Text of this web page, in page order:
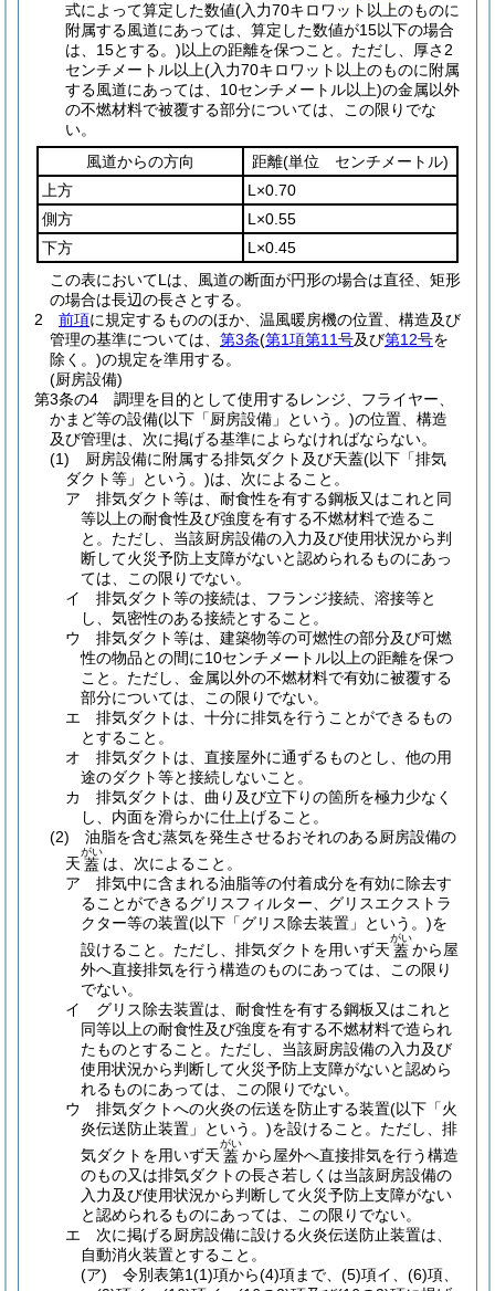
式によって算定した数値(入力70キロワット以上のものに
附属する風道にあっては、算定した数値が15以下の場合
は、15とする。)以上の距離を保つこと。 ただし、厚さ2
センチメートル以上(入力70キロワット以上のものに附属
する風道にあっては、10センチメートル以上)の金属以外
の不燃材料で被覆する部分については、この限りでな
い。
風道からの方向
距離(単位 センチメートル)
上方
L×0.70
側方
L×0.55
下方
L×0.45
この表においてLは、風道の断面が円形の場合は直径、矩形
の場合は長辺の長さとする。
2
前項に規定するもののほか、温風暖房機の位置、構造及び
管理の基準については、 第3条(第1項第11号及び第12号を
除く。)の規定を準用する。
(厨房設備)
第3条の4
調理を目的として使用するレンジ、フライヤー、
かまど等の設備(以下「厨房設備」という。)の位置、構造
及び管理は、次に掲げる基準によらなければならない。
(1)
厨房設備に附属する排気ダクト及び天蓋(以下「排気
ダクト等」という。)は、次によること。
ア
排気ダクト等は、耐食性を有する鋼板又はこれと同
等以上の耐食性及び強度を有する不燃材料で造るこ
と。 ただし、当該厨房設備の入力及び使用状況から判
断して火災予防上支障がないと認められるものにあっ
ては、この限りでない。
イ
排気ダクト等の接続は、フランジ接続、溶接等と
し、気密性のある接続とすること。
ウ
排気ダクト等は、建築物等の可燃性の部分及び可燃
性の物品との間に10センチメートル以上の距離を保つ
こと。 ただし、金属以外の不燃材料で有効に被覆する
部分については、この限りでない。
エ
排気ダクトは、十分に排気を行うことができるもの
とすること。
オ
排気ダクトは、直接屋外に通ずるものとし、他の用
途のダクト等と接続しないこと。
カ
排気ダクトは、曲り及び立下りの箇所を極力少なく
し、内面を滑らかに仕上げること。
(2)
油脂を含む蒸気を発生させるおそれのある厨房設備の
天 蓋
がい
は、次によること。
ア
排気中に含まれる油脂等の付着成分を有効に除去す
ることができるグリスフィルター、グリスエクストラ
クター等の装置(以下「グリス除去装置」という。)を
設けること。 ただし、排気ダクトを用いず天 蓋
がい
から屋
外へ直接排気を行う構造のものにあっては、この限り
でない。
イ
グリス除去装置は、耐食性を有する鋼板又はこれと
同等以上の耐食性及び強度を有する不燃材料で造られ
たものとすること。 ただし、当該厨房設備の入力及び
使用状況から判断して火災予防上支障がないと認めら
れるものにあっては、この限りでない。
ウ
排気ダクトへの火炎の伝送を防止する装置(以下「火
炎伝送防止装置」という。)を設けること。 ただし、排
気ダクトを用いず天 蓋
がい
から屋外へ直接排気を行う構造
のもの又は排気ダクトの長さ若しくは当該厨房設備の
入力及び使用状況から判断して火災予防上支障がない
と認められるものにあっては、この限りでない。
エ
次に掲げる厨房設備に設ける火炎伝送防止装置は、
自動消火装置とすること。
(ア)
令別表第1(1)項から(4)項まで、(5)項イ、(6)項、